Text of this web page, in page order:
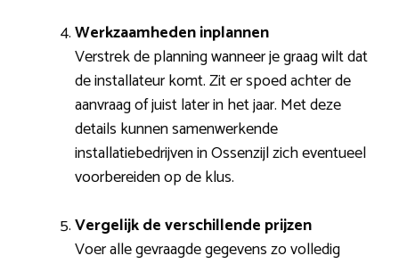
Werkzaamheden inplannen
Verstrek de planning wanneer je graag wilt dat
de installateur komt. Zit er spoed achter de
aanvraag of juist later in het jaar. Met deze
details kunnen samenwerkende
installatiebedrijven in Ossenzijl zich eventueel
voorbereiden op de klus.
Vergelijk de verschillende prijzen
Voer alle gevraagde gegevens zo volledig